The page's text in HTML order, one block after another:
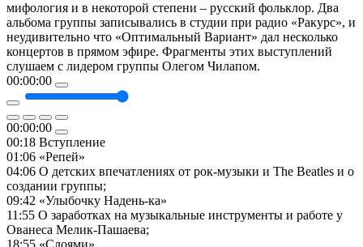
мифология и в некоторой степени – русский фольклор. Два
альбома группы записывались в студии при радио «Ракурс», и
неудивительно что «Оптимальный Вариант» дал несколько
концертов в прямом эфире. Фрагменты этих выступлений
слушаем с лидером группы Олегом Чилапом.
00:00:00
00:00:00
00:18 Вступление
01:06 «Репей»
04:06 О детских впечатлениях от рок-музыки и The Beatles и о
создании группы;
09:42 «Улыбочку Надень-ка»
11:55 О заработках на музыкальные инструменты и работе у
Ованеса Мелик-Пашаева;
18:55 «Слоями»